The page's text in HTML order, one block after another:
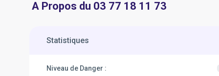
A Propos du 03 77 18 11 73
Statistiques
Niveau de Danger :